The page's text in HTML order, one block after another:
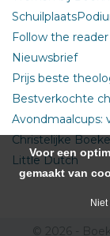
Follow the
Nieuwsbrief
Prijs beste
Bestverkochte
Avondmaalcups:
Christelijke
Little Dutch
© 2026 -
Voor een
gemaakt van